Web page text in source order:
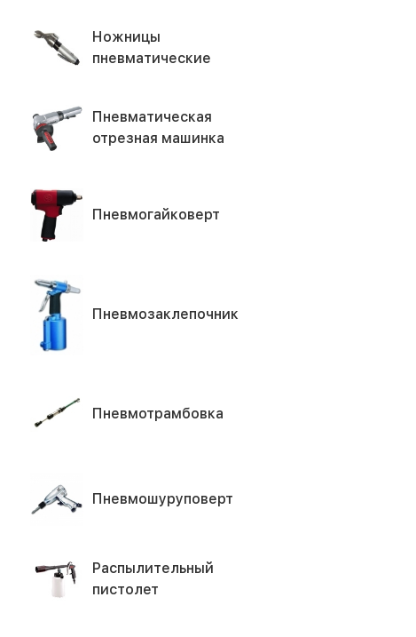
Ножницы
пневматические
Пневматическая
отрезная машинка
Пневмогайковерт
Пневмозаклепочник
Пневмотрамбовка
Пневмошуруповерт
Распылительный
пистолет